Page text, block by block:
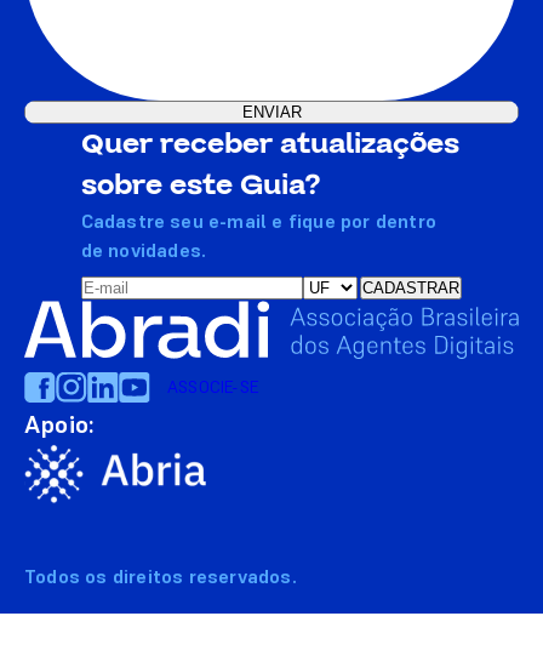
Quer receber atualizações
sobre este Guia?
Cadastre seu e-mail e fique por dentro
de novidades.
ASSOCIE-SE
Apoio:
Todos os direitos reservados.